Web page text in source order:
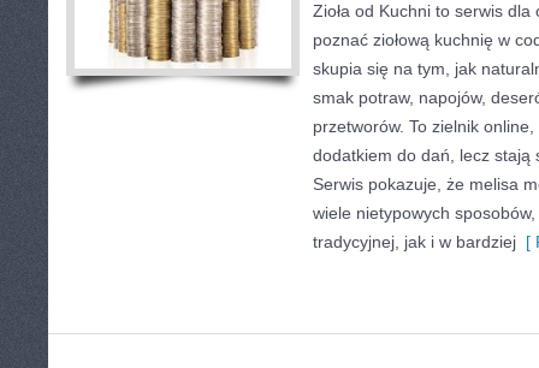
Zioła od Kuchni to serwis
poznać ziołową kuchnię w
skupia się na tym, jak
smak potraw, napojów,
przetworów. To zielnik
dodatkiem do dań, lecz stają
Serwis pokazuje, że melisa
wiele nietypowych
tradycyjnej, jak i w bardziej [